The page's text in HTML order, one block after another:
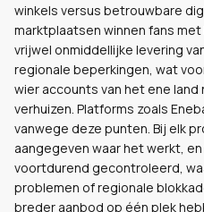
winkels versus betrouwbare
marktplaatsen winnen fans
vrijwel onmiddellijke levering
regionale beperkingen, wat
wier accounts van het ene land
verhuizen. Platforms zoals
vanwege deze punten. Bij elk
aangegeven waar het werkt,
voortdurend gecontroleerd,
problemen of regionale
breder aanbod op één plek